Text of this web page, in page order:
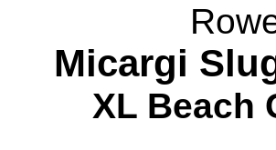
Micargi
XL Beach